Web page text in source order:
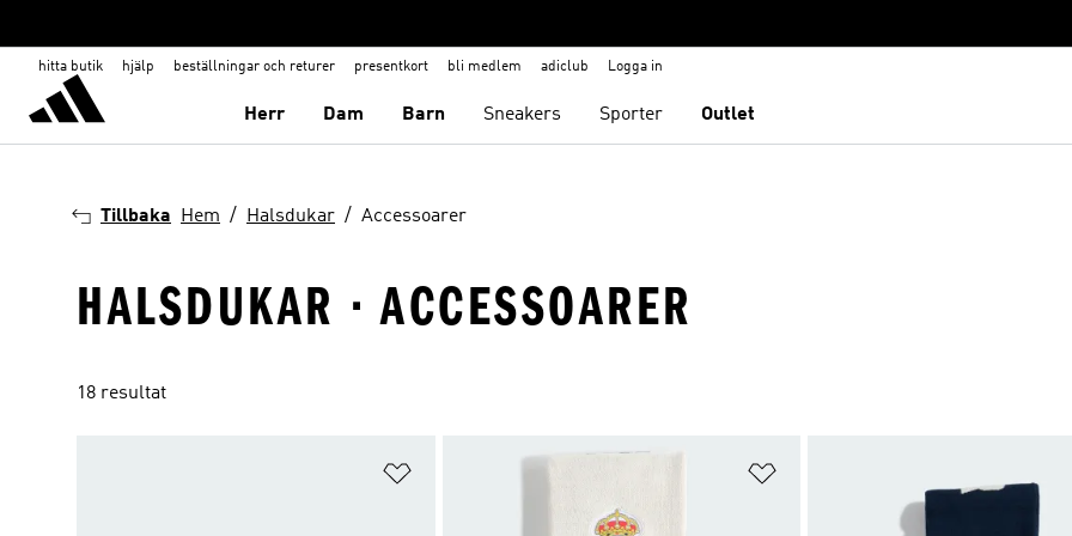
hitta butik hjälp beställningar och returer presentkort bli medlem adiclub Logga in
Herr Dam Barn Sneakers Sporter Outlet
Tillbaka Hem Halsdukar Accessoarer
HALSDUKAR · ACCESSOARER
18 resultat